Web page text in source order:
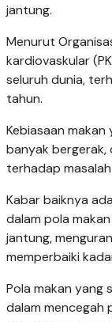
jantung.
Menurut
kardiovaskular
seluruh dunia,
tahun.
Kebiasaan
banyak bergerak,
terhadap
Kabar baiknya
dalam pola
jantung,
memperbaiki
Pola makan yang
dalam mencegah